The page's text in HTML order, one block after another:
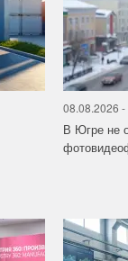
08.08.2026 -
В Югре не